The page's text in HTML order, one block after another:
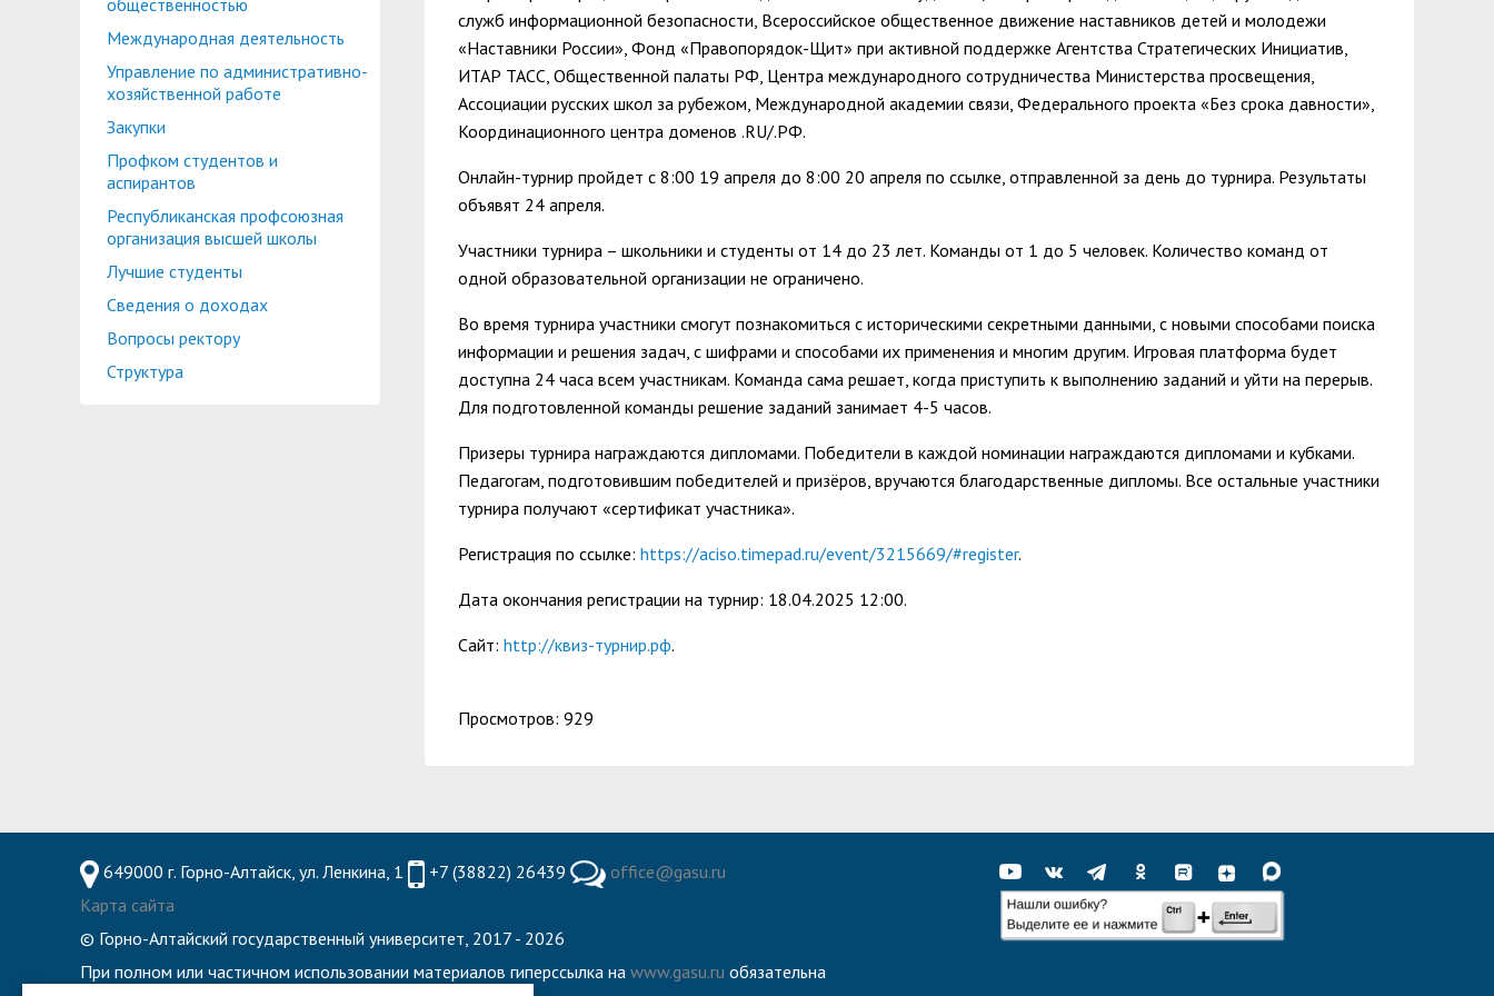
общественностью
Международная деятельность
Управление по административно-
хозяйственной работе
Закупки
Профком студентов и
аспирантов
Республиканская профсоюзная
организация высшей школы
Лучшие студенты
Сведения о доходах
Вопросы ректору
Структура
служб информационной безопасности, Всероссийское общественное движение наставников детей и молодежи
«Наставники России», Фонд «Правопорядок-Щит» при активной поддержке Агентства Стратегических Инициатив,
ИТАР ТАСС, Общественной палаты РФ, Центра международного сотрудничества Министерства просвещения,
Ассоциации русских школ за рубежом, Международной академии связи, Федерального проекта «Без срока давности»,
Координационного центра доменов .RU/.РФ.
Онлайн-турнир пройдет с 8:00 19 апреля до 8:00 20 апреля по ссылке, отправленной за день до турнира. Результаты
объявят 24 апреля.
Участники турнира – школьники и студенты от 14 до 23 лет. Команды от 1 до 5 человек. Количество команд от
одной образовательной организации не ограничено.
Во время турнира участники смогут познакомиться с историческими секретными данными, с новыми способами поиска
информации и решения задач, с шифрами и способами их применения и многим другим. Игровая платформа будет
доступна 24 часа всем участникам. Команда сама решает, когда приступить к выполнению заданий и уйти на перерыв.
Для подготовленной команды решение заданий занимает 4-5 часов.
Призеры турнира награждаются дипломами. Победители в каждой номинации награждаются дипломами и кубками.
Педагогам, подготовившим победителей и призёров, вручаются благодарственные дипломы. Все остальные участники
турнира получают «сертификат участника».
Регистрация по ссылке: https://aciso.timepad.ru/event/3215669/#register.
Дата окончания регистрации на турнир: 18.04.2025 12:00.
Сайт: http://квиз-турнир.рф.
Просмотров: 929
649000 г. Горно-Алтайск, ул. Ленкина, 1 +7 (38822) 26439
office@gasu.ru
Карта сайта
© Горно-Алтайский государственный университет, 2017 - 2026
При полном или частичном использовании материалов гиперссылка на www.gasu.ru обязательна